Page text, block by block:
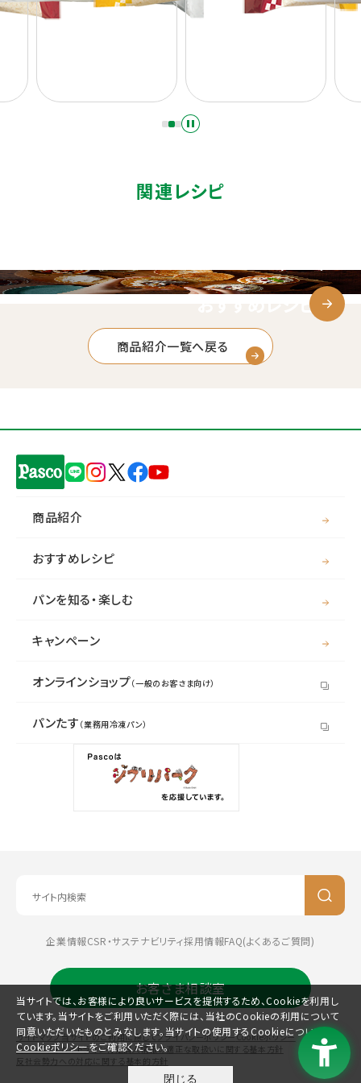
関連レシピ
おすすめレシピ
商品紹介一覧へ戻る
商品紹介
おすすめレシピ
パンを知る・楽しむ
キャンペーン
オンラインショップ（一般のお客さま向け）
パンたす （業務用冷凍パン）
企業情報CSR・サステナビリティ採用情報FAQ(よくあるご質問)
お客さま相談室
サイトマップ当サイトのご利用に際してプライバシーポリシーCookieポリシー
コミュニティガイドライン特定個人情報の適正な取扱いに関する基本方針
反社会勢力への対応に関する基本的方針
当サイトでは、お客様により良いサービスを提供するため、Cookieを利用し
ています。当サイトをご利用いただく際には、当社のCookieの利用について
同意いただいたものとみなします。当サイトの使用するCookieについては、
Cookieポリシーをご確認ください。
閉じる